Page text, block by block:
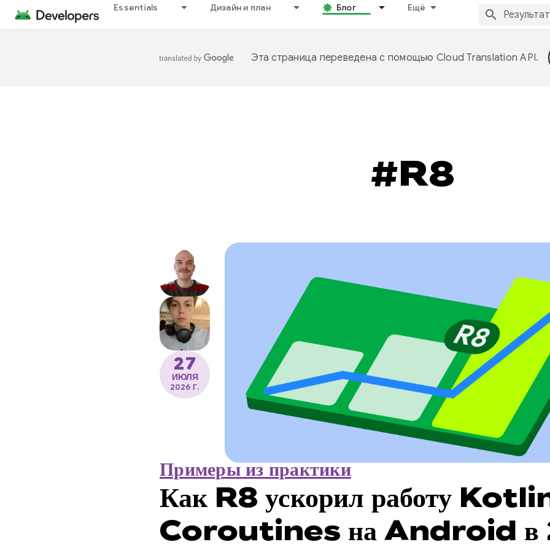
Essentials Дизайн и план Блог Ещё
Эта страница переведена с помощью Cloud Translation API.
#R8
27
ИЮЛЯ
2026 Г.
Примеры из практики
Как R8 ускорил работу
Coroutines на Android в